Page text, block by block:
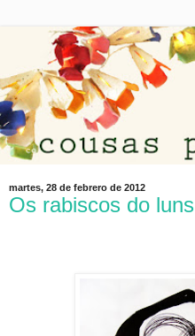
martes, 28 de febrero de 2012
Os rabiscos do luns